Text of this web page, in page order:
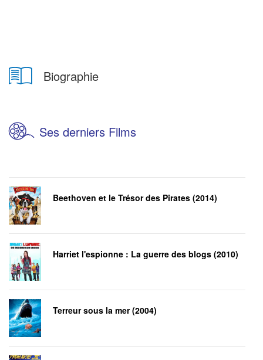
Biographie
Ses derniers Films
Beethoven et le Trésor des Pirates (2014)
Harriet l'espionne : La guerre des blogs (2010)
Terreur sous la mer (2004)